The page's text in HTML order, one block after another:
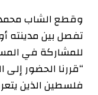
تفصل بين مدينته
للمشاركة في
“قررنا الحضور إلى
فلسطين الذين